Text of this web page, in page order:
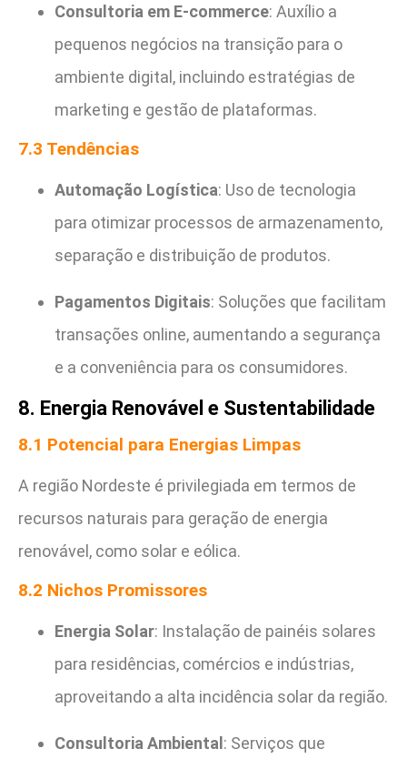
Consultoria em E-commerce: Auxílio a
pequenos negócios na transição para o
ambiente digital, incluindo estratégias de
marketing e gestão de plataformas.
7.3 Tendências
Automação Logística: Uso de tecnologia
para otimizar processos de armazenamento,
separação e distribuição de produtos.
Pagamentos Digitais: Soluções que facilitam
transações online, aumentando a segurança
e a conveniência para os consumidores.
8. Energia Renovável e Sustentabilidade
8.1 Potencial para Energias Limpas
A região Nordeste é privilegiada em termos de
recursos naturais para geração de energia
renovável, como solar e eólica.
8.2 Nichos Promissores
Energia Solar: Instalação de painéis solares
para residências, comércios e indústrias,
aproveitando a alta incidência solar da região.
Consultoria Ambiental: Serviços que